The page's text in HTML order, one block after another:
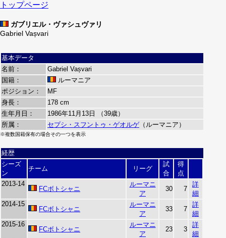
トップページ
ガブリエル・ヴァシュヴァリ
Gabriel Vașvari
基本データ
名前：
Gabriel Vașvari
国籍：
ルーマニア
ポジション：
MF
身長：
178 cm
生年月日：
1986年11月13日 （39歳）
所属：
セプシ・スフントゥ・ゲオルゲ（ルーマニア）
※複数国籍保有の場合その一つを表示
経歴
シーズ
ン
チーム リーグ
試
合
得
点
2013-14
FCボトシャニ
ルーマニ
ア
30 7
詳
細
2014-15
FCボトシャニ
ルーマニ
ア
33 7
詳
細
2015-16
FCボトシャニ
ルーマニ
ア
23 3
詳
細